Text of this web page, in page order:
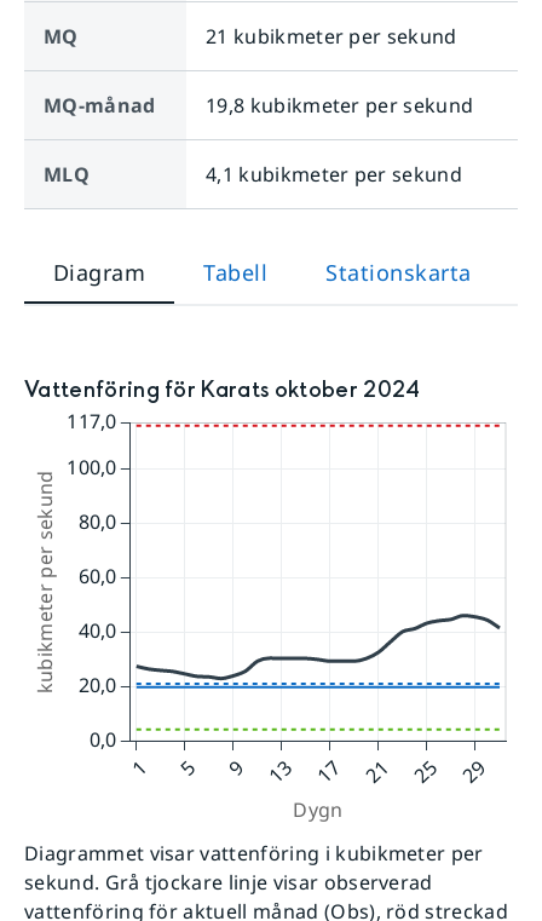
MQ 21 kubikmeter per sekund
MQ-månad 19,8 kubikmeter per sekund
MLQ 4,1 kubikmeter per sekund
Diagram Tabell Stationskarta
Vattenföring för Karats oktober 2024
Diagrammet visar vattenföring i kubikmeter per
sekund. Grå tjockare linje visar observerad
vattenföring för aktuell månad (Obs), röd streckad